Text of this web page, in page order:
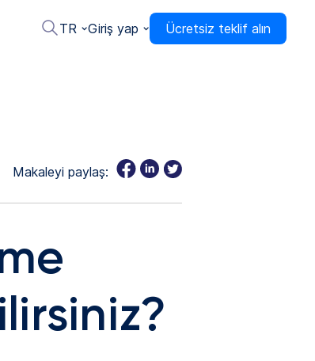
TR Giriş yap Ücretsiz teklif alın
Makaleyi paylaş: